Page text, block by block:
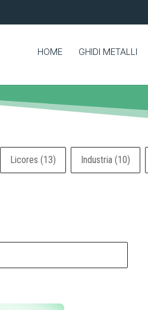
HOME GHIDI METALLI
Licores(13) Industria(10)